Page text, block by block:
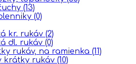
(13)
(0)
kr. rukáv (2)
dl. rukáv (0)
rukáv, na ramienka (11)
krátky rukáv (10)